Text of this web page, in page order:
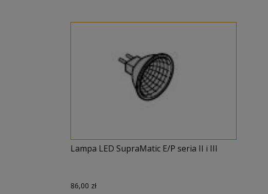
Lampa LED SupraMatic E/P seria II i III
86,00 zł